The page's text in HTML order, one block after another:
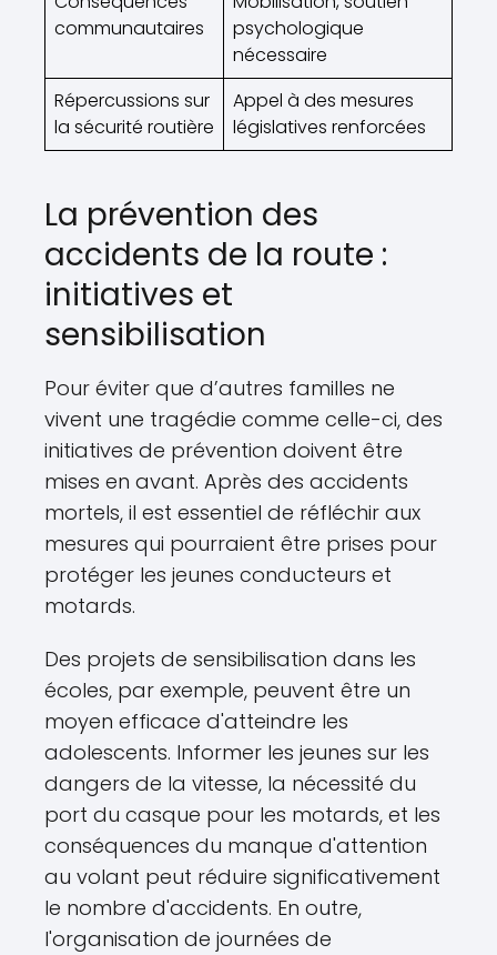
communautaires
psychologique
nécessaire
Répercussions sur
la sécurité routière
Appel à des mesures
législatives renforcées
La prévention des
accidents de la route :
initiatives et
sensibilisation
Pour éviter que d’autres familles ne
vivent une tragédie comme celle-ci, des
initiatives de prévention doivent être
mises en avant. Après des accidents
mortels, il est essentiel de réfléchir aux
mesures qui pourraient être prises pour
protéger les jeunes conducteurs et
motards.
Des projets de sensibilisation dans les
écoles, par exemple, peuvent être un
moyen efficace d'atteindre les
adolescents. Informer les jeunes sur les
dangers de la vitesse, la nécessité du
port du casque pour les motards, et les
conséquences du manque d'attention
au volant peut réduire significativement
le nombre d'accidents. En outre,
l'organisation de journées de